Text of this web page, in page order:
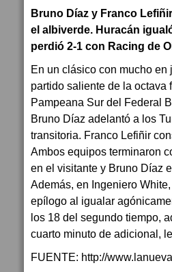
Bruno Díaz y Franco
el albiverde. Huracán
perdió 2-1 con Racing de
En un clásico con mucho
partido saliente de la octava
Pampeana Sur del Federal
Bruno Díaz adelantó a los
transitoria. Franco Lefiñir
Ambos equipos terminaron
en el visitante y Bruno Díaz
Además, en Ingeniero
epílogo al igualar
los 18 del segundo tiempo,
cuarto minuto de adicional,
FUENTE: http://